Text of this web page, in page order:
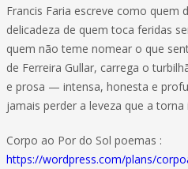
Francis Faria escreve como quem
delicadeza de quem toca feridas
quem não teme nomear o que
de Ferreira Gullar, carrega o
e prosa — intensa, honesta e
jamais perder a leveza que a torna
Corpo ao Por do Sol poemas :
https://wordpress.com/plans/